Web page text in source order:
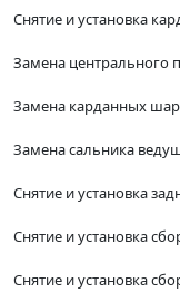
Снятие и установка
Замена центрального
Замена карданных
Замена сальника
Снятие и установка
Снятие и установка
Снятие и установка